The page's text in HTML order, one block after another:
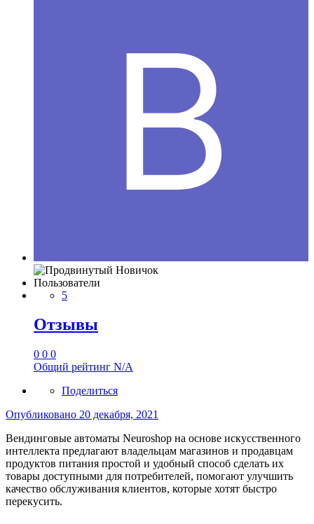
Пользователи
5
Отзывы
0 0 0
Общий рейтинг N/A
Поделиться
Опубликовано 20 декабря, 2021
Вендинговые автоматы Neuroshop на основе искусственного
интеллекта предлагают владельцам магазинов и продавцам
продуктов питания простой и удобный способ сделать их
товары доступными для потребителей, помогают улучшить
качество обслуживания клиентов, которые хотят быстро
перекусить.